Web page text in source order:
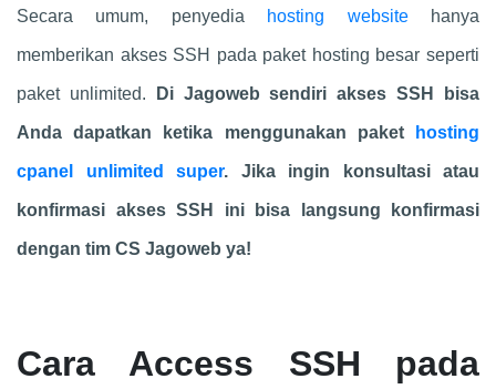
Secara umum, penyedia hosting website hanya
memberikan akses SSH pada paket hosting besar seperti
paket unlimited. Di Jagoweb sendiri akses SSH bisa
Anda dapatkan ketika menggunakan paket hosting
cpanel unlimited super. Jika ingin konsultasi atau
konfirmasi akses SSH ini bisa langsung konfirmasi
dengan tim CS Jagoweb ya!
Cara Access SSH pada